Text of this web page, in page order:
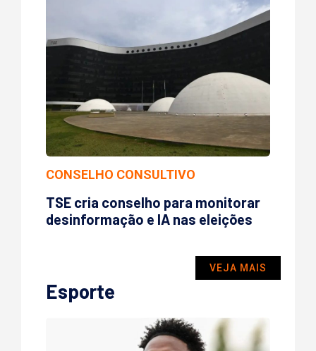
CONSELHO CONSULTIVO
TSE cria conselho para monitorar
desinformação e IA nas eleições
VEJA MAIS
Esporte